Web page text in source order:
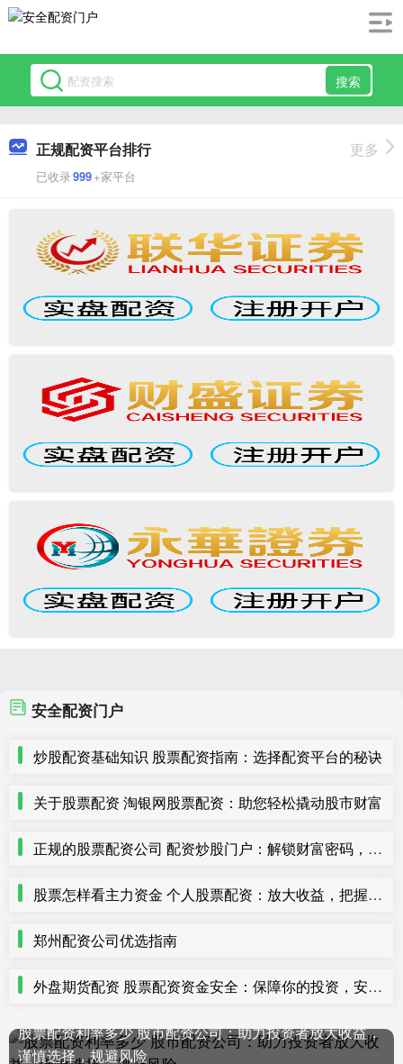
搜索
正规配资平台排行
已收录999+家平台
更多
安全配资门户
炒股配资基础知识 股票配资指南：选择配资平台的秘诀
关于股票配资 淘银网股票配资：助您轻松撬动股市财富
正规的股票配资公司 配资炒股门户：解锁财富密码，开启投资新篇章
股票怎样看主力资金 个人股票配资：放大收益，把握投资良机
郑州配资公司优选指南
外盘期货配资 股票配资资金安全：保障你的投资，安心获利
股票配资利率多少 股市配资公司：助力投资者放大收益，
谨慎选择，规避风险